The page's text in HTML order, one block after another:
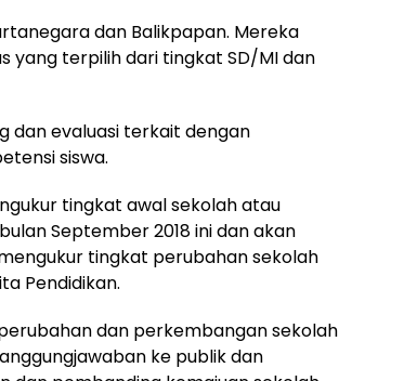
dan Balikpapan. Mereka
yang terpilih dari tingkat SD/MI dan
dan evaluasi terkait dengan
siswa.
tingkat awal sekolah atau
September 2018 ini dan akan
tingkat perubahan sekolah
Pendidikan.
dan perkembangan sekolah
ke publik dan